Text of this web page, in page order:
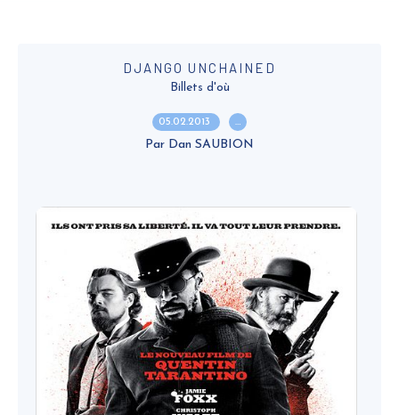
DJANGO UNCHAINED
Billets d'où
05.02.2013 …
Par Dan SAUBION